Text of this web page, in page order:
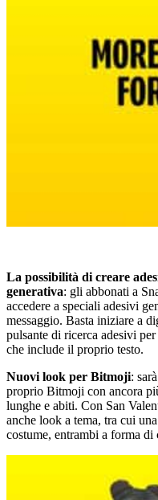
La possibilità di creare
generativa: gli abbonati a
accedere a speciali adesivi
messaggio. Basta iniziare a
pulsante di ricerca adesivi
che include il proprio testo.
Nuovi look per Bitmoji:
proprio Bitmoji con ancora
lunghe e abiti. Con San
anche look a tema, tra cui
costume, entrambi a forma di